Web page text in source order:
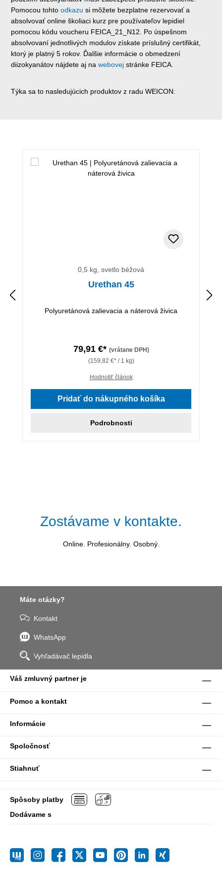
Pomocou tohtoodkazu si môžete bezplatne rezervovať a
absolvovať online školiaci kurz pre používateľov lepidiel
pomocou kódu voucheru FEICA_21_N12. Po úspešnom
absolvovaní jednotlivých modulov získate príslušný certifikát,
ktorý je platný 5 rokov. Ďalšie informácie o obmedzení
diizokyanátov nájdete aj nawebovej stránke FEICA.
Týka sa to nasledujúcich produktov z radu WEICON:
0,5 kg, svetlo béžová
Urethan 45
Polyuretánová zalievacia a náterová živica
79,91 €* (vrátane DPH)
(159,82 €* / 1 kg)
Hodnotiť článok
Pridať do nákupného košíka
Podrobnosti
Zostávame v kontakte.
Online. Profesionálny. Osobný.
Máte otázky?
Kontakt
WhatsApp
Vyhľadávač lepidla
Váš zmluvný partner je
Pomoc a kontakt
Informácie
Spoločnosť
Stiahnuť
Spôsoby platby
Dodávame s